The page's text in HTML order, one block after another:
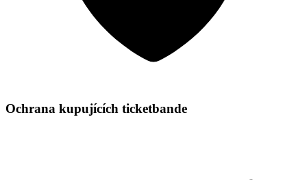
Ochrana kupujících ticketbande